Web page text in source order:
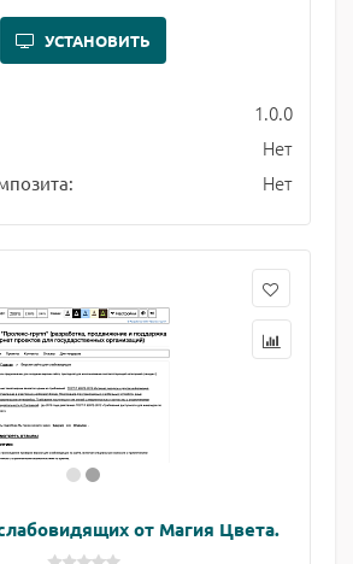
УСТАНОВИТЬ
1.0.0
Нет
Нет
от Магия Цвета.